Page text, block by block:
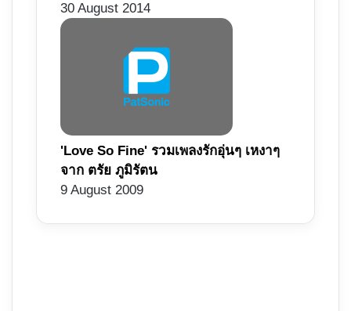
30 August 2014
'Love So Fine' รวมเพลงรักอุ่นๆ เหงาๆ
จาก ตรัย ภูมิรัตน
9 August 2009